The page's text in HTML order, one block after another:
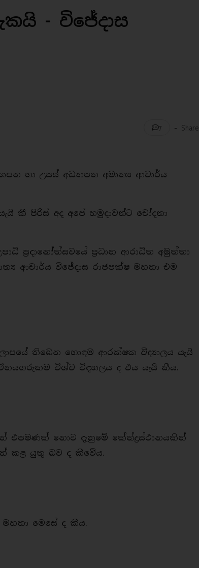
- විජේදාස
7 - Share
හා උසස් අධ්‍යාපන අමාත්‍ය ආචාර්ය
කී පිරිස් අද අපේ හමුදාවන්ට චෝදනා
ප්‍රදානෝත්සවයේ ප්‍රධාන ආරාධිත අමුත්තා
ආචාර්ය විජේදාස රාජපක්ෂ මහතා එම
තිබෙන හොඳම ආරක්ෂක විද්‍යාලය යැයි
විශ්ව විද්‍යාලය ද එය යැයි කීය.
එපමණක් නොව දැනුමේ කේන්ද්‍රස්ථානයකින්
කළ යුතු බව ද කීවේය.
මහතා මෙසේ ද කීය.